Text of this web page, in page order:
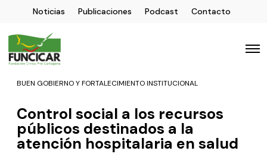
Noticias Publicaciones Podcast Contacto
BUEN GOBIERNO Y FORTALECIMIENTO INSTITUCIONAL
Control social a los recursos
públicos destinados a la
atención hospitalaria en salud